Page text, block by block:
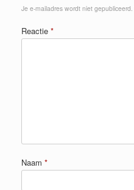
Je e-mailadres wordt niet gepubliceerd.
Reactie *
Naam *